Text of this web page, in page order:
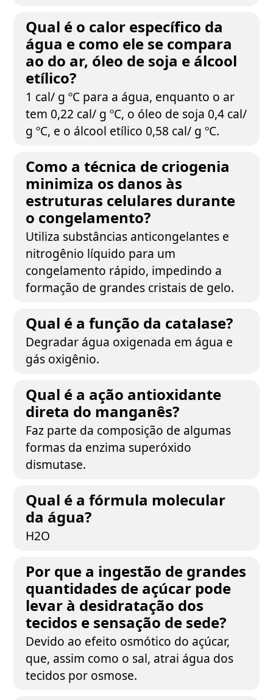
Qual é o calor específico da
água e como ele se compara
ao do ar, óleo de soja e álcool
etílico?
1 cal/ g ºC para a água, enquanto o ar
tem 0,22 cal/ g ºC, o óleo de soja 0,4 cal/
g ºC, e o álcool etílico 0,58 cal/ g ºC.
Como a técnica de criogenia
minimiza os danos às
estruturas celulares durante
o congelamento?
Utiliza substâncias anticongelantes e
nitrogênio líquido para um
congelamento rápido, impedindo a
formação de grandes cristais de gelo.
Qual é a função da catalase?
Degradar água oxigenada em água e
gás oxigênio.
Qual é a ação antioxidante
direta do manganês?
Faz parte da composição de algumas
formas da enzima superóxido
dismutase.
Qual é a fórmula molecular
da água?
H2O
Por que a ingestão de grandes
quantidades de açúcar pode
levar à desidratação dos
tecidos e sensação de sede?
Devido ao efeito osmótico do açúcar,
que, assim como o sal, atrai água dos
tecidos por osmose.